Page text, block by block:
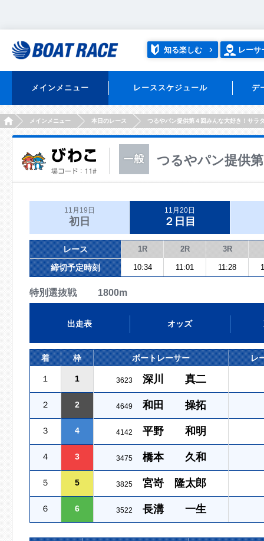
知る楽しむ レーサ
メインメニュー レーススケジュール デ
HOMEメインメニュー 本日のレース つるやパン提供第４回みんな大好き！サラ
つるやパン提供
11月19日
初日
11月20日
２日目
レース 1R 2R 3R
締切予定時刻 10:34 11:01 11:28
特別選抜戦 1800m
出走表 オッズ
着 枠 ボートレーサー レ
１ 1 3623 深川 真二
２ 2 4649 和田 操拓
３ 4 4142 平野 和明
４ 3 3475 橋本 久和
５ 5 3825 宮嵜 隆太郎
６ 6 3522 長溝 一生